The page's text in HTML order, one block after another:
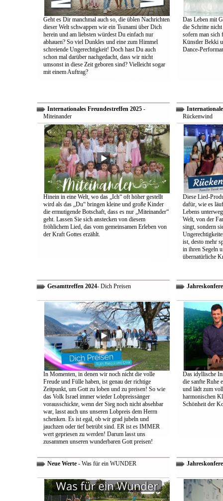
Geht es Dir manchmal auch so, die üblen Nachrichten
dieser Welt schwappen wie ein Tsunami über Dich
herein und am liebsten würdest Du einfach nur
abhauen? So viel Dunkles und eine zum Himmel
schreiende Ungerechtigkeit! Doch hast Du auch
schon mal darüber nachgedacht, dass wir nicht
umsonst in diese Zeit geboren sind? Vielleicht sogar
mit einem Auftrag?
Das Leben mit
die Schritte
sofern man sich
Künstler Bekki
Dance-
Internationales Freundestreffen 2025-
Miteinander
Hinein in eine Welt, wo das „Ich“ oft höher gestellt
wird als das „Du“ bringen kleine und große Kinder
die ermutigende Botschaft, dass es nur „Miteinander“
geht. Lassen Sie sich anstecken von diesem
fröhlichem Lied, das vom gemeinsamen Erleben von
der Kraft Gottes erzählt.
Rückenwind
Diese Lied-
dafür, wie es
Lebens
Welt, von der
singt, sondern
ist, desto mehr
in ihren Segeln
übernatürliche
Gesamttreffen 2024- Dich Preisen
In Momenten, in denen wir noch nicht die volle
Freude und Fülle haben, ist genau der richtige
Zeitpunkt, um Gott zu loben und zu preisen! So wie
das Volk Israel immer wieder Lobpreissänger
vorausschickte, wenn der Sieg noch nicht absehbar
war, lasst auch uns unseren Lobpreis dem Herrn
schenken. Es ist egal, ob wir grad jubeln und
jauchzen oder tief betrübt sind. ER ist es IMMER
wert gepriesen zu werden! Darum lasst uns
zusammen unseren wunderbaren Gott preisen!
Das idyllische
die sanfte Ruhe
und lädt zum
harmonischen
Schönheit der
Neue Werte- Was für ein WUNDER